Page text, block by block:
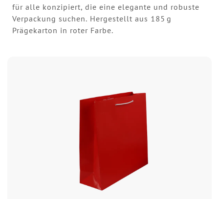
für alle konzipiert, die eine elegante und robuste
Verpackung suchen. Hergestellt aus 185 g
Prägekarton in roter Farbe.